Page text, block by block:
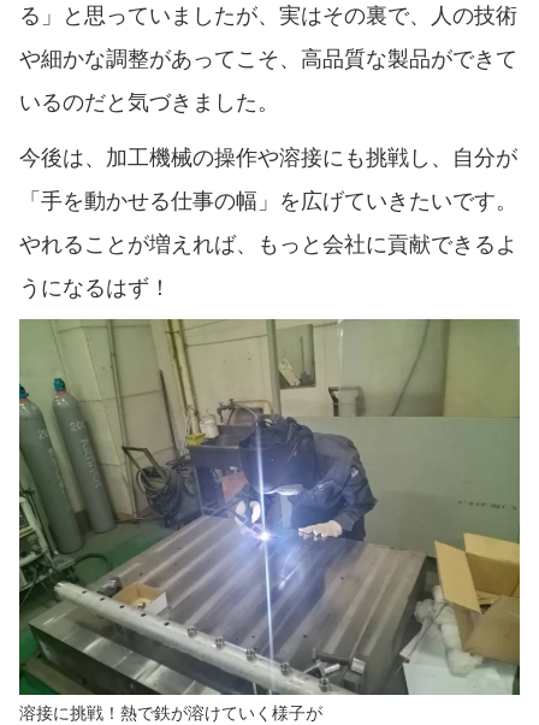
る」と思っていましたが、実はその裏で、人の技術
や細かな調整があってこそ、高品質な製品ができて
いるのだと気づきました。
今後は、加工機械の操作や溶接にも挑戦し、自分が
「手を動かせる仕事の幅」を広げていきたいです。
やれることが増えれば、もっと会社に貢献できるよ
うになるはず！
溶接に挑戦！熱で鉄が溶けていく様子が